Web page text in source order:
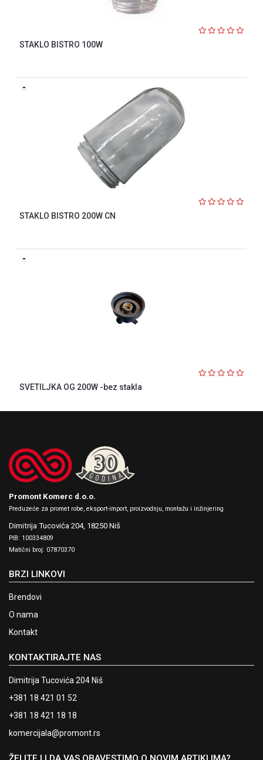
STAKLO BISTRO 100W
-
STAKLO BISTRO 200W CN
-
SVETILJKA OG 200W -bez stakla
Promont Komerc d.o.o.
Preduzeće za promet robe, eksport-import, proizvodnju, montažu i inžinjering
Dimitrija Tucovića 204, 18250 Niš
PIB: 100334809
Matični broj: 07870370
BRZI LINKOVI
Brendovi
O nama
Kontakt
KONTAKTIRAJTE NAS
Dimitrija Tucovića 204 Niš
+381 18 421 01 52
+381 18 421 18 18
komercijala@promont.rs